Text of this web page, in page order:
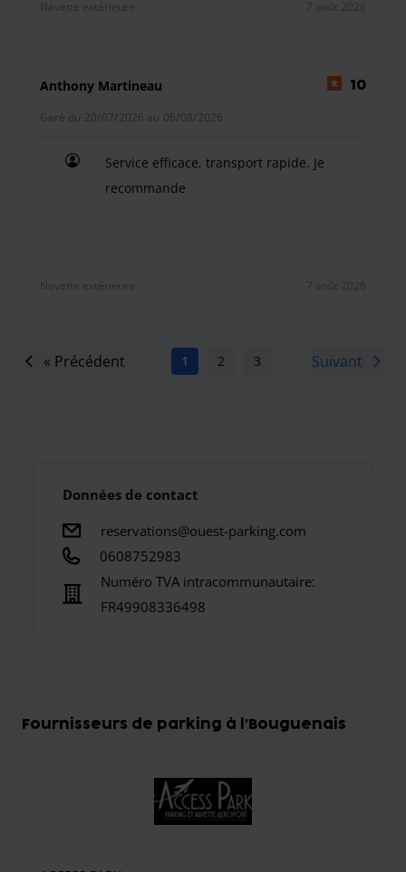
Navette extérieure 7 août 2026
Anthony Martineau 10
Garé du 20/07/2026 au 06/08/2026
Service efficace, transport rapide. Je
recommande
Navette extérieure 7 août 2026
« Précédent 1 2 3 5
Suivant
Données de contact
reservations@ouest-parking.com
0608752983
Numéro TVA intracommunautaire:
FR49908336498
Fournisseurs de parking à l'Bouguenais